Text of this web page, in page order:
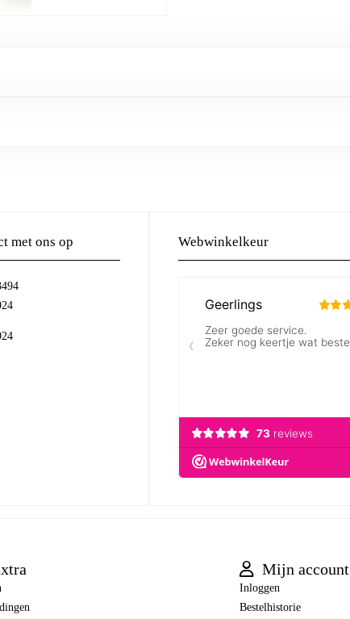
met ons op Webwinkelkeur
Mijn account
Inloggen
Bestelhistorie